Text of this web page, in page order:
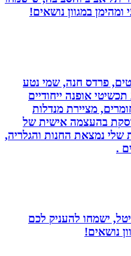
במגוון נושאים!
פרדס חנה, שמי נטע
אופנה ייחודיים
מציירת מנדלות
בהעצמה אישית של
נמצאת החנות והגלריה,
ישמחו להעניק לכם